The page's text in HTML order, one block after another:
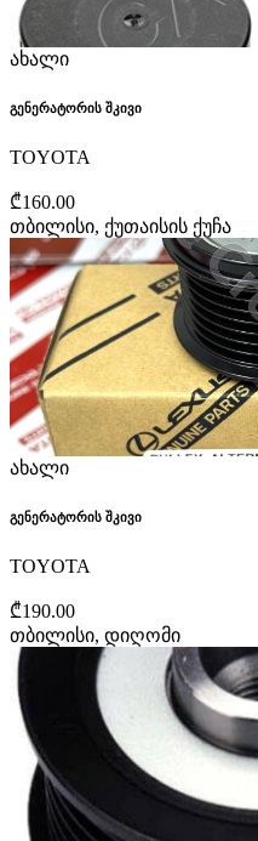
ახალი
გენერატორის შკივი
TOYOTA
₾160.00
თბილისი, ქუთაისის ქუჩა
ახალი
გენერატორის შკივი
TOYOTA
₾190.00
თბილისი, დიღომი